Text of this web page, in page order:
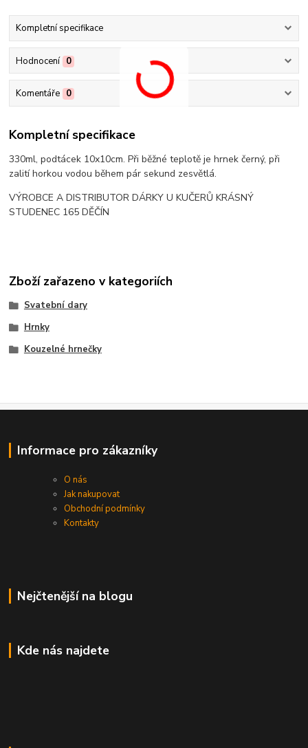
Kompletní specifikace
Hodnocení 0
Komentáře 0
Kompletní specifikace
330ml, podtácek 10x10cm. Při běžné teplotě je hrnek černý, při
zalití horkou vodou během pár sekund zesvětlá.
VÝROBCE A DISTRIBUTOR DÁRKY U KUČERŮ KRÁSNÝ
STUDENEC 165 DĚČÍN
Zboží zařazeno v kategoriích
Svatební dary
Hrnky
Kouzelné hrnečky
Informace pro zákazníky
O nás
Jak nakupovat
Obchodní podmínky
Kontakty
Nejčtenější na blogu
Kde nás najdete